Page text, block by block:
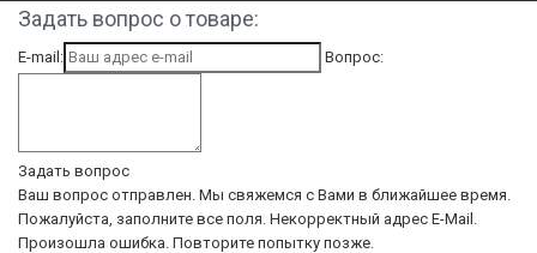
Задать вопрос о товаре:
E-mail: Вопрос:
Задать вопрос
Ваш вопрос отправлен. Мы свяжемся с Вами в ближайшее время.
Пожалуйста, заполните все поля. Некорректный адрес E-Mail.
Произошла ошибка. Повторите попытку позже.